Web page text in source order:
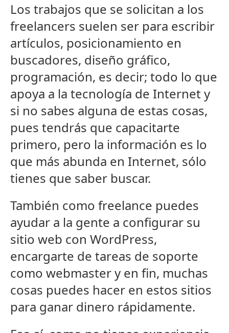
Los trabajos que se solicitan a los
freelancers suelen ser para escribir
artículos, posicionamiento en
buscadores, diseño gráfico,
programación, es decir; todo lo que
apoya a la tecnología de Internet y
si no sabes alguna de estas cosas,
pues tendrás que capacitarte
primero, pero la información es lo
que más abunda en Internet, sólo
tienes que saber buscar.
También como freelance puedes
ayudar a la gente a configurar su
sitio web con WordPress,
encargarte de tareas de soporte
como webmaster y en fin, muchas
cosas puedes hacer en estos sitios
para ganar dinero rápidamente.